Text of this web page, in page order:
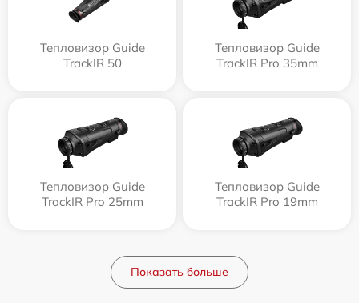
Тепловизор Guide
TrackIR 50
Тепловизор Guide
TrackIR Pro 35mm
Тепловизор Guide
TrackIR Pro 25mm
Тепловизор Guide
TrackIR Pro 19mm
Показать больше